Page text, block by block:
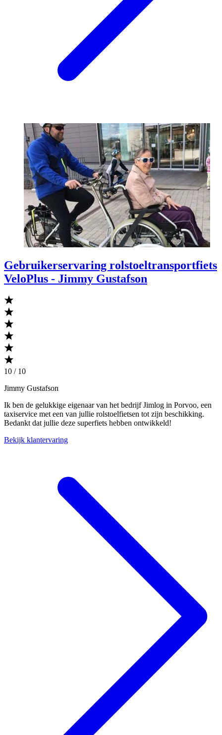
Gebruikerservaring rolstoeltransportfiets
VeloPlus - Jimmy Gustafson
10 / 10
Jimmy Gustafson
Ik ben de gelukkige eigenaar van het bedrijf Jimlog in Porvoo, een
taxiservice met een van jullie rolstoelfietsen tot zijn beschikking.
Bedankt dat jullie deze superfiets hebben ontwikkeld!
Bekijk klantervaring